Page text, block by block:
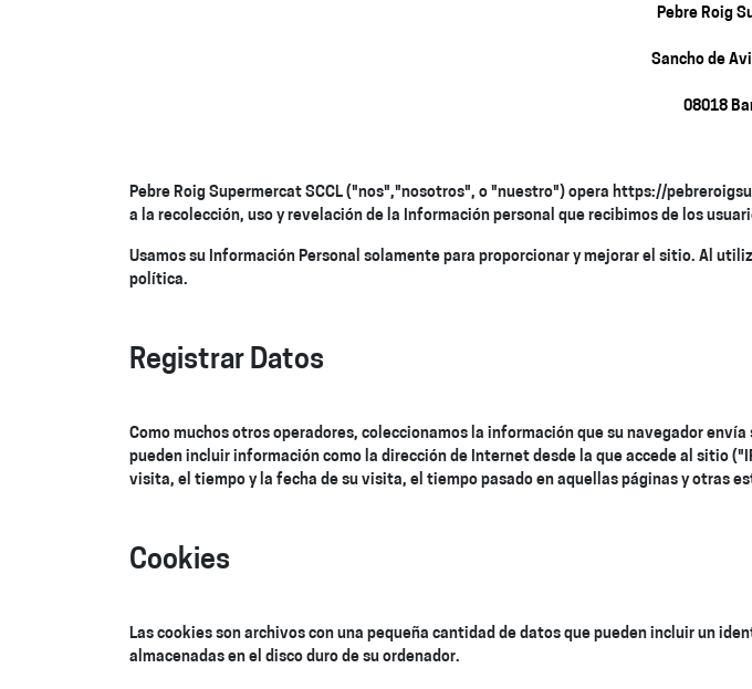
Pebre Roig
Sancho de
08018
Pebre Roig Supermercat SCCL ("nos","nosotros", o "nuestro") opera https://
a la recolección, uso y revelación de la Información personal que recibimos de los
Usamos su Información Personal solamente para proporcionar y mejorar el sitio. Al
política.
Registrar Datos
Como muchos otros operadores, coleccionamos la información que su navegador
pueden incluir información como la dirección de Internet desde la que accede al sitio
visita, el tiempo y la fecha de su visita, el tiempo pasado en aquellas páginas y otras
Cookies
Las cookies son archivos con una pequeña cantidad de datos que pueden incluir un
almacenadas en el disco duro de su ordenador.